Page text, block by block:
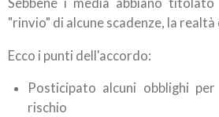
Sebbene i media abbiano titolato
"rinvio" di alcune scadenze, la realtà
Ecco i punti dell'accordo:
Posticipato alcuni obblighi
rischio